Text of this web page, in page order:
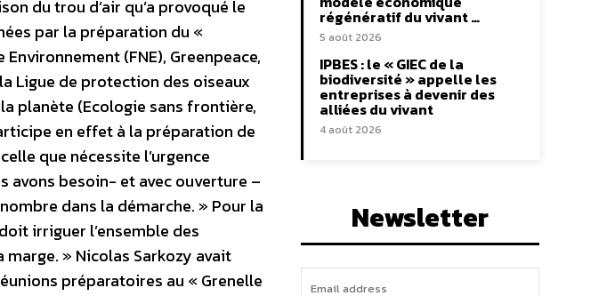
du trou d’air qu’a provoqué le
par la préparation du «
(FNE), Greenpeace,
Ligue de protection des oiseaux
planète (Ecologie sans frontière,
en effet à la préparation de
que nécessite l’urgence
avons besoin- et avec ouverture –
dans la démarche. » Pour la
irriguer l’ensemble des
» Nicolas Sarkozy avait
préparatoires au « Grenelle
régénératif du vivant …
5 août 2026
IPBES : le « GIEC de la
biodiversité » appelle les
entreprises à devenir des
alliées du vivant
4 août 2026
Newsletter